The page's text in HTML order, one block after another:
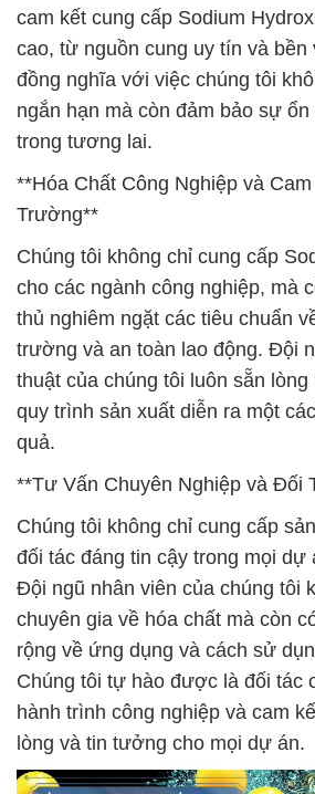
cam kết cung cấp Sodium
cao, từ nguồn cung uy tín và
đồng nghĩa với việc chúng tôi
ngắn hạn mà còn đảm bảo sự
trong tương lai.
**Hóa Chất Công Nghiệp và
Trường**
Chúng tôi không chỉ cung cấp
cho các ngành công nghiệp, mà
thủ nghiêm ngặt các tiêu chuẩn
trường và an toàn lao động. Đội
thuật của chúng tôi luôn sẵn
quy trình sản xuất diễn ra một
quả.
**Tư Vấn Chuyên Nghiệp và Đối
Chúng tôi không chỉ cung cấp
đối tác đáng tin cậy trong mọi dự
Đội ngũ nhân viên của chúng tôi
chuyên gia về hóa chất mà còn
rộng về ứng dụng và cách sử
Chúng tôi tự hào được là đối tác
hành trình công nghiệp và cam
lòng và tin tưởng cho mọi dự án.